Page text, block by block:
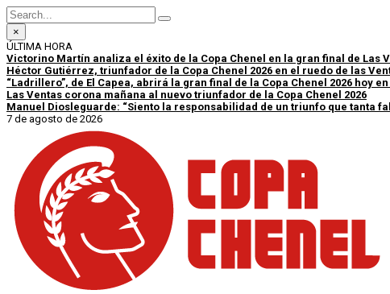
×
ÚLTIMA HORA
Victorino Martín analiza el éxito de la Copa Chenel en la gran final de Las
Héctor Gutiérrez, triunfador de la Copa Chenel 2026 en el ruedo de las
“Ladrillero”, de El Capea, abrirá la gran final de la Copa Chenel 2026 hoy
Las Ventas corona mañana al nuevo triunfador de la Copa Chenel 2026
Manuel Diosleguarde: “Siento la responsabilidad de un triunfo que tanta
7 de agosto de 2026